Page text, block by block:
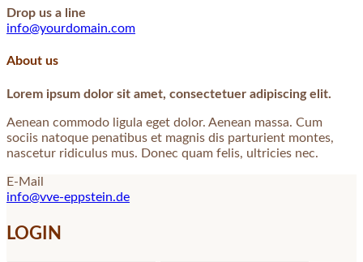
Drop us a line
info@yourdomain.com
About us
Lorem ipsum dolor sit amet, consectetuer adipiscing elit.
Aenean commodo ligula eget dolor. Aenean massa. Cum
sociis natoque penatibus et magnis dis parturient montes,
nascetur ridiculus mus. Donec quam felis, ultricies nec.
E-Mail
info@vve-eppstein.de
LOGIN